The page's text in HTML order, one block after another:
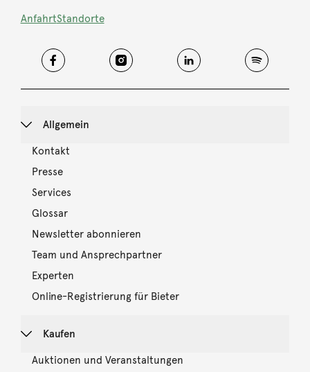
AnfahrtStandorte
Allgemein
Kontakt
Presse
Services
Glossar
Newsletter abonnieren
Team und Ansprechpartner
Experten
Online-Registrierung für Bieter
Kaufen
Auktionen und Veranstaltungen